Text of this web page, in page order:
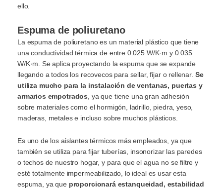
ello.
Espuma de poliuretano
La espuma de poliuretano es un material plástico que tiene
una conductividad térmica de entre 0.025 W/K·m y 0.035
W/K·m. Se aplica proyectando la espuma que se expande
llegando a todos los recovecos para sellar, fijar o rellenar. Se
utiliza mucho para la instalación de ventanas, puertas y
armarios empotrados , ya que tiene una gran adhesión
sobre materiales como el hormigón, ladrillo, piedra, yeso,
maderas, metales e incluso sobre muchos plásticos.
Es uno de los aislantes térmicos más empleados, ya que
también se utiliza para fijar tuberías, insonorizar las paredes
o techos de nuestro hogar, y para que el agua no se filtre y
esté totalmente impermeabilizado, lo ideal es usar esta
espuma, ya que proporcionará estanqueidad, estabilidad